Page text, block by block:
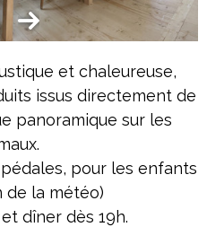
et chaleureuse,
issus directement de
panoramique sur les
pour les enfants
de la météo)
dîner dès 19h.